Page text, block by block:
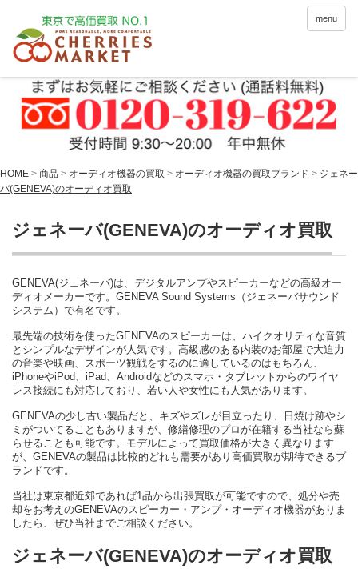
menu
HOME > 商品 > オーディオ機器の買取 > オーディオ機器の買取ブランド > ジェネー
バ(GENEVA)のオーディオ買取
ジェネーバ(GENEVA)のオーディオ買取
GENEVA(ジェネーバ)は、デジタルアンプやスピーカーなどの高級オー
ディオメーカーです。GENEVA Sound Systems（ジェネーバサウンド
システム）で有名です。
最先端の技術を使ったGENEVAのスピーカーは、ハイクオリティな音質
とシンプルなデザインが人気です。高級感のある内装のお部屋で大迫力
の音楽や映画、スポーツ観戦をするのに適しているのはもちろん、
iPhoneやiPod、iPad、Androidなどのスマホ・タブレットからのワイヤ
レス接続にも対応しており、若い人や女性にも人気があります。
GENEVAの少し古い製品だと、キズやズレが目立ったり、日焼け跡やシ
ミがついてることもありますが、修繕修理のプロが在籍する当社なら蘇
らせることも可能です。モデルによって買取価格が大きく異なります
が、GENEVAの製品は比較的どれも需要があり高価買取が期待できるブ
ランドです。
当社は東京都近郊であれば1品から出張買取が可能ですので、処分や売
却をお考えのGENEVAのスピーカー・アンプ・オーディオ機器がありま
したら、ぜひ当社までご相談ください。
ジェネーバ(GENEVA)のオーディオ買取